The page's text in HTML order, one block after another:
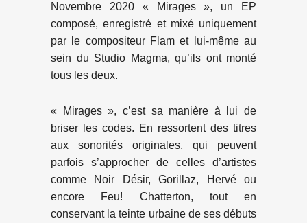
Novembre 2020 ​« Mirages »​, un EP
composé, enregistré et mixé uniquement
par le compositeur Flam et lui-même au
sein du Studio Magma, qu’ils ont monté
tous les deux.
​« Mirages », c’est sa manière à lui de
briser les codes. En ressortent des titres
aux sonorités originales, qui peuvent
parfois s’approcher de celles d’artistes
comme Noir Désir, Gorillaz, Hervé ou
encore Feu! Chatterton, tout en
conservant la teinte urbaine de ses débuts